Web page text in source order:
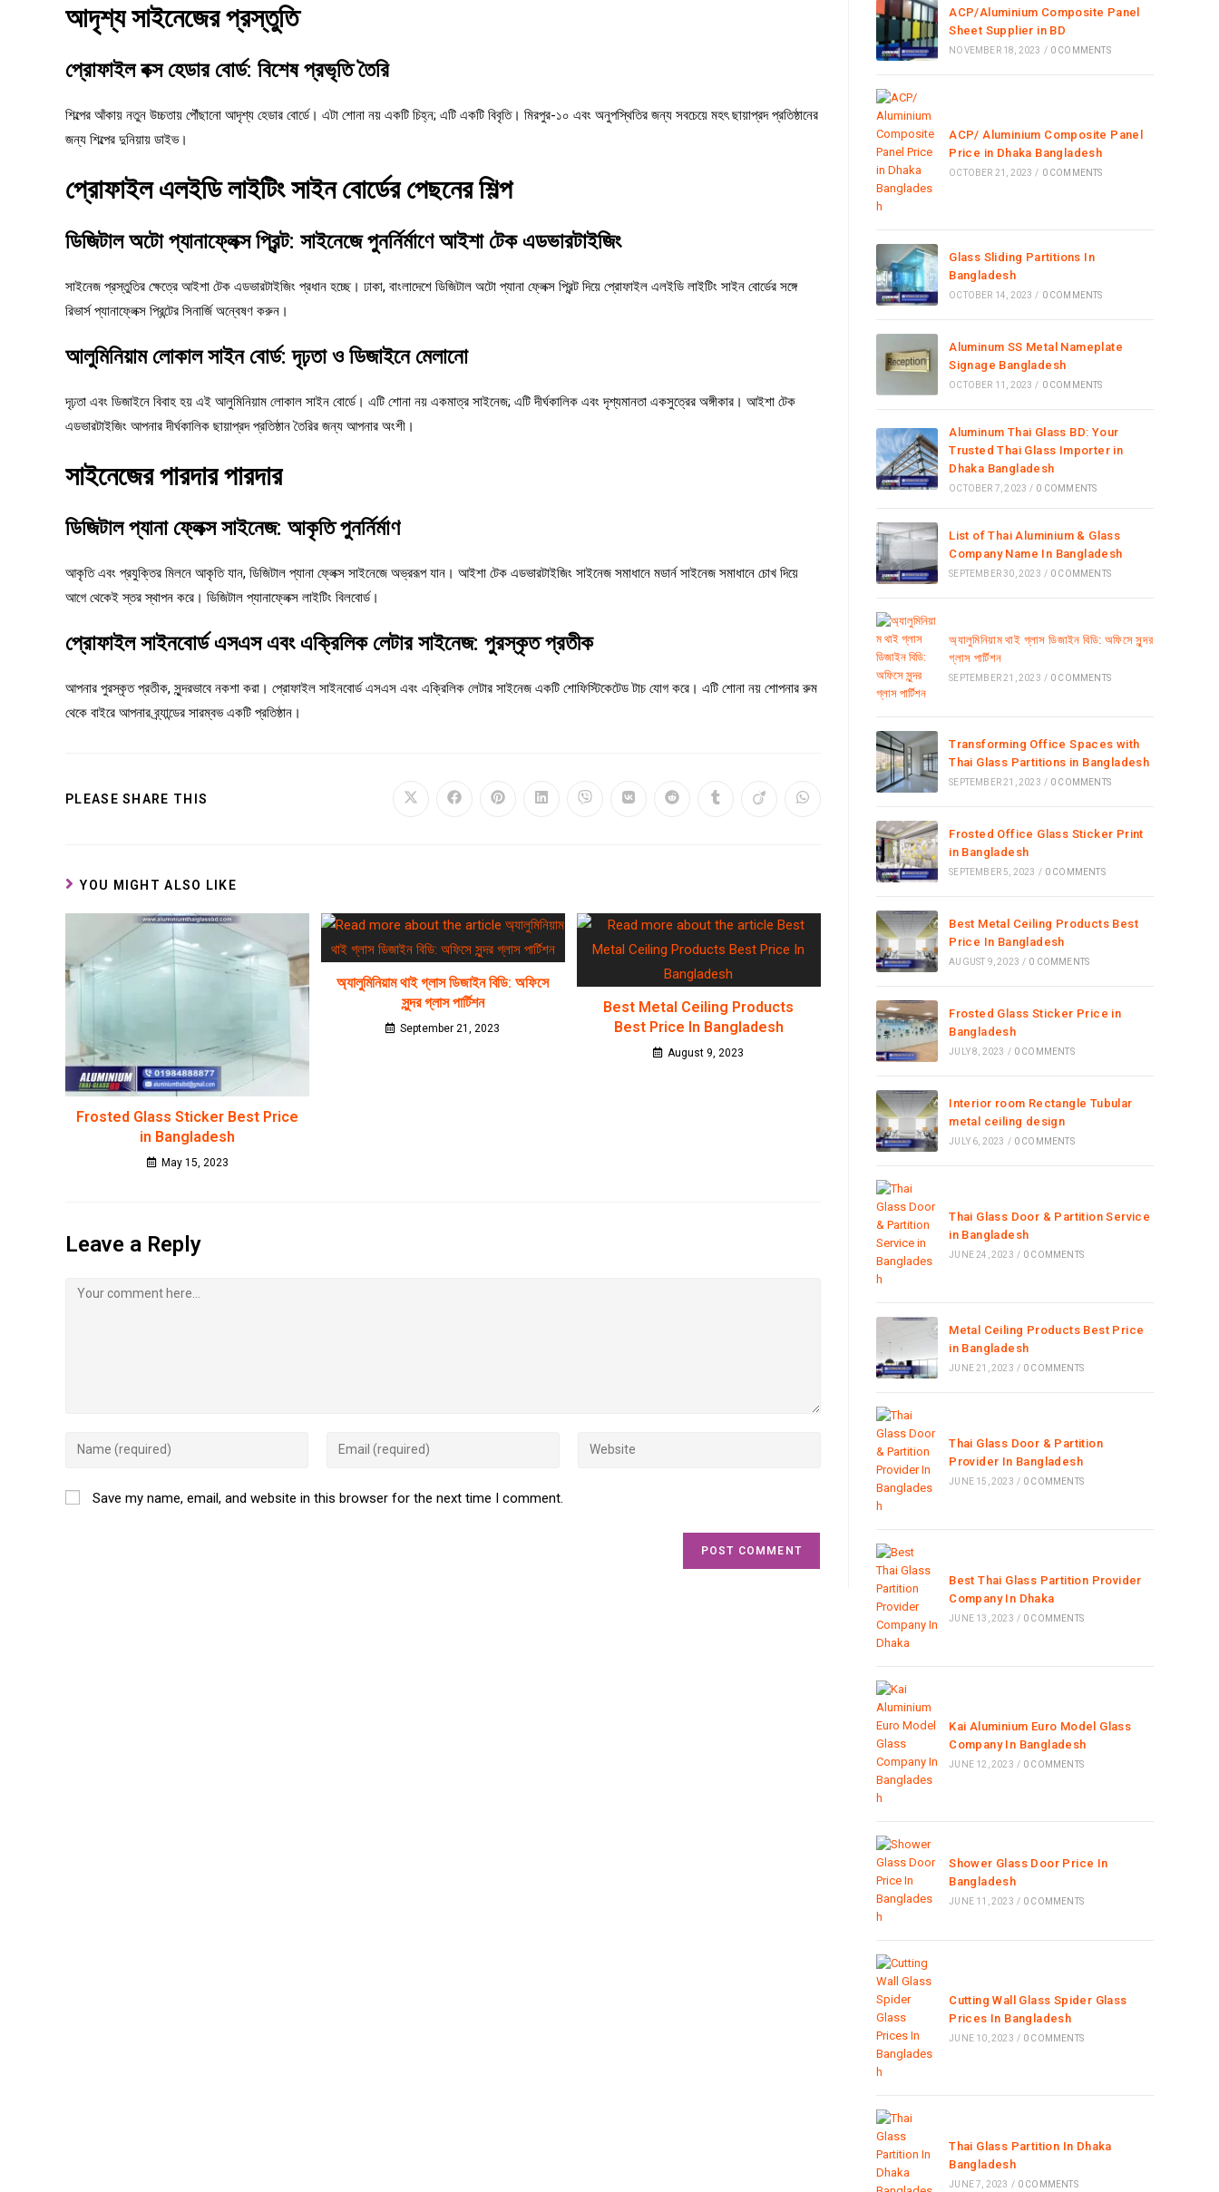
আদৃশ্য সাইনেজের প্রস্তুতি
প্রোফাইল বক্স হেডার বোর্ড: বিশেষ প্রভৃতি তৈরি
শিল্পের আঁকায় নতুন উচ্চতায় পৌঁছানো আদৃশ্য হেডার বোর্ডে। এটা শোনা নয় একটি চিহ্ন; এটি একটি বিবৃতি। মিরপুর-১০ এবং অনুপস্থিতির জন্য সবচেয়ে মহৎ ছায়াপ্রদ প্রতিষ্ঠানের
জন্য শিল্পের দুনিয়ায় ডাইভ।
প্রোফাইল এলইডি লাইটিং সাইন বোর্ডের পেছনের শিল্প
ডিজিটাল অটো প্যানাফ্লেক্স প্রিন্ট: সাইনেজে পুনর্নির্মাণে আইশা টেক এডভারটাইজিং
সাইনেজ প্রস্তুতির ক্ষেত্রে আইশা টেক এডভারটাইজিং প্রধান হচ্ছে। ঢাকা, বাংলাদেশে ডিজিটাল অটো প্যানা ফ্লেক্স প্রিন্ট দিয়ে প্রোফাইল এলইডি লাইটিং সাইন বোর্ডের সঙ্গে
রিভার্স প্যানাফ্লেক্স প্রিন্টের সিনার্জি অন্বেষণ করুন।
আলুমিনিয়াম লোকাল সাইন বোর্ড: দৃঢ়তা ও ডিজাইনে মেলানো
দৃঢ়তা এবং ডিজাইনে বিবাহ হয় এই আলুমিনিয়াম লোকাল সাইন বোর্ডে। এটি শোনা নয় একমাত্র সাইনেজ; এটি দীর্ঘকালিক এবং দৃশ্যমানতা একসুত্রের অঙ্গীকার। আইশা টেক
এডভারটাইজিং আপনার দীর্ঘকালিক ছায়াপ্রদ প্রতিষ্ঠান তৈরির জন্য আপনার অংশী।
সাইনেজের পারদার পারদার
ডিজিটাল প্যানা ফ্লেক্স সাইনেজ: আকৃতি পুনর্নির্মাণ
আকৃতি এবং প্রযুক্তির মিলনে আকৃতি যান, ডিজিটাল প্যানা ফ্লেক্স সাইনেজে অভ্ররূপ যান। আইশা টেক এডভারটাইজিং সাইনেজ সমাধানে মডার্ন সাইনেজ সমাধানে চোখ দিয়ে
আগে থেকেই স্তর স্থাপন করে। ডিজিটাল প্যানাফ্লেক্স লাইটিং বিলবোর্ড।
প্রোফাইল সাইনবোর্ড এসএস এবং এক্রিলিক লেটার সাইনেজ: পুরস্কৃত প্রতীক
আপনার পুরস্কৃত প্রতীক, সুন্দরভাবে নকশা করা। প্রোফাইল সাইনবোর্ড এসএস এবং এক্রিলিক লেটার সাইনেজ একটি শোফিস্টিকেটেড টাচ যোগ করে। এটি শোনা নয় শোপনার রুম
থেকে বাইরে আপনার ব্র্যান্ডের সারম্বভ একটি প্রতিষ্ঠান।
PLEASE SHARE THIS
YOU MIGHT ALSO LIKE
Frosted Glass Sticker Best Price
in Bangladesh
May 15, 2023
অ্যালুমিনিয়াম থাই গ্লাস ডিজাইন বিডি: অফিসে
সুন্দর গ্লাস পার্টিশন
September 21, 2023
Best Metal Ceiling Products
Best Price In Bangladesh
August 9, 2023
Leave a Reply
Save my name, email, and website in this browser for the next time I comment.
ACP/Aluminium Composite Panel
Sheet Supplier in BD
NOVEMBER 18, 2023 / 0 COMMENTS
ACP/ Aluminium Composite Panel
Price in Dhaka Bangladesh
OCTOBER 21, 2023 / 0 COMMENTS
Glass Sliding Partitions In
Bangladesh
OCTOBER 14, 2023 / 0 COMMENTS
Aluminum SS Metal Nameplate
Signage Bangladesh
OCTOBER 11, 2023 / 0 COMMENTS
Aluminum Thai Glass BD: Your
Trusted Thai Glass Importer in
Dhaka Bangladesh
OCTOBER 7, 2023 / 0 COMMENTS
List of Thai Aluminium & Glass
Company Name In Bangladesh
SEPTEMBER 30, 2023 / 0 COMMENTS
অ্যালুমিনিয়াম থাই গ্লাস ডিজাইন বিডি: অফিসে সুন্দর
গ্লাস পার্টিশন
SEPTEMBER 21, 2023 / 0 COMMENTS
Transforming Office Spaces with
Thai Glass Partitions in Bangladesh
SEPTEMBER 21, 2023 / 0 COMMENTS
Frosted Office Glass Sticker Print
in Bangladesh
SEPTEMBER 5, 2023 / 0 COMMENTS
Best Metal Ceiling Products Best
Price In Bangladesh
AUGUST 9, 2023 / 0 COMMENTS
Frosted Glass Sticker Price in
Bangladesh
JULY 8, 2023 / 0 COMMENTS
Interior room Rectangle Tubular
metal ceiling design
JULY 6, 2023 / 0 COMMENTS
Thai Glass Door & Partition Service
in Bangladesh
JUNE 24, 2023 / 0 COMMENTS
Metal Ceiling Products Best Price
in Bangladesh
JUNE 21, 2023 / 0 COMMENTS
Thai Glass Door & Partition
Provider In Bangladesh
JUNE 15, 2023 / 0 COMMENTS
Best Thai Glass Partition Provider
Company In Dhaka
JUNE 13, 2023 / 0 COMMENTS
Kai Aluminium Euro Model Glass
Company In Bangladesh
JUNE 12, 2023 / 0 COMMENTS
Shower Glass Door Price In
Bangladesh
JUNE 11, 2023 / 0 COMMENTS
Cutting Wall Glass Spider Glass
Prices In Bangladesh
JUNE 10, 2023 / 0 COMMENTS
Thai Glass Partition In Dhaka
Bangladesh
JUNE 7, 2023 / 0 COMMENTS